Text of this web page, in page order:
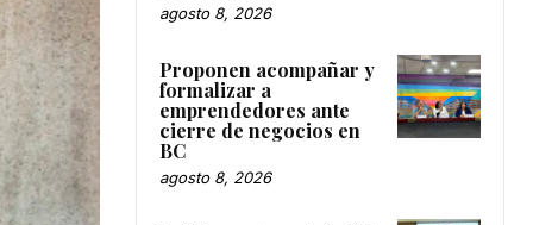
agosto 8, 2026
Proponen acompañar y
formalizar a
emprendedores ante
cierre de negocios en
BC
agosto 8, 2026